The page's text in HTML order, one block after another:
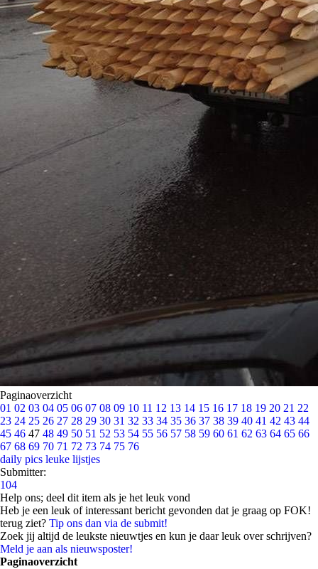
Paginaoverzicht
01 02 03 04 05 06 07 08 09 10 11 12 13 14 15 16 17 18 19 20 21 22
23 24 25 26 27 28 29 30 31 32 33 34 35 36 37 38 39 40 41 42 43 44
45 46 47 48 49 50 51 52 53 54 55 56 57 58 59 60 61 62 63 64 65 66
67 68 69 70 71 72 73 74 75 76
daily pics leuke lijstjes
Submitter:
104
Help ons; deel dit item als je het leuk vond
Heb je een leuk of interessant bericht gevonden dat je graag op FOK!
terug ziet? Tip ons dan via de submit!
Zoek jij altijd de leukste nieuwtjes en kun je daar leuk over schrijven?
Meld je aan als nieuwsposter!
Paginaoverzicht